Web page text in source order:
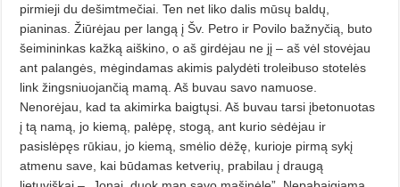
pirmieji du dešimtmečiai. Ten net liko dalis mūsų baldų,
pianinas. Žiūrėjau per langą į Šv. Petro ir Povilo bažnyčią, buto
šeimininkas kažką aiškino, o aš girdėjau ne jį – aš vėl stovėjau
ant palangės, mėgindamas akimis palydėti troleibuso stotelės
link žingsniuojančią mamą. Aš buvau savo namuose.
Nenorėjau, kad ta akimirka baigtųsi. Aš buvau tarsi įbetonuotas
į tą namą, jo kiemą, palėpę, stogą, ant kurio sėdėjau ir
pasislėpęs rūkiau, jo kiemą, smėlio dėžę, kurioje pirmą sykį
atmenu save, kai būdamas ketverių, prabilau į draugą